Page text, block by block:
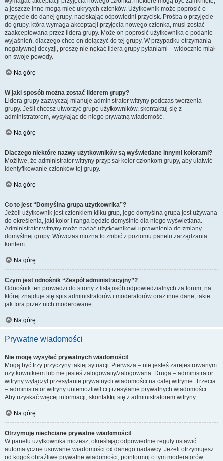
a jeszcze inne mogą mieć ukrytych członków. Użytkownik może poprosić o
przyjęcie do danej grupy, naciskając odpowiedni przycisk. Prośba o przyjęcie
do grupy, która wymaga akceptacji przyjęcia nowego członka, musi zostać
zaakceptowana przez lidera grupy. Może on poprosić użytkownika o podanie
wyjaśnień, dlaczego chce on dołączyć do tej grupy. W przypadku otrzymania
negatywnej decyzji, proszę nie nękać lidera grupy pytaniami – widocznie miał
on swoje powody.
Na górę
W jaki sposób można zostać liderem grupy?
Lidera grupy zazwyczaj mianuje administrator witryny podczas tworzenia
grupy. Jeśli chcesz utworzyć grupę użytkowników, skontaktuj się z
administratorem, wysyłając do niego prywatną wiadomość.
Na górę
Dlaczego niektóre nazwy użytkowników są wyświetlane innymi kolorami?
Możliwe, że administrator witryny przypisał kolor członkom grupy, aby ułatwić
identyfikowanie członków tej grupy.
Na górę
Co to jest “Domyślna grupa użytkownika”?
Jeżeli użytkownik jest członkiem kilku grup, jego domyślna grupa jest używana
do określenia, jaki kolor i ranga będzie domyślnie dla niego wyświetlana.
Administrator witryny może nadać użytkownikowi uprawnienia do zmiany
domyślnej grupy. Wówczas można to zrobić z poziomu panelu zarządzania
kontem.
Na górę
Czym jest odnośnik “Zespół administracyjny”?
Odnośnik ten prowadzi do strony z listą osób odpowiedzialnych za forum, na
której znajduje się spis administratorów i moderatorów oraz inne dane, takie
jak fora przez nich moderowane.
Na górę
Prywatne wiadomości
Nie mogę wysyłać prywatnych wiadomości!
Mogą być trzy przyczyny takiej sytuacji. Pierwsza – nie jesteś zarejestrowanym
użytkownikiem lub nie jesteś zalogowany/zalogowana. Druga – administrator
witryny wyłączył przesyłanie prywatnych wiadomości na całej witrynie. Trzecia
– administrator witryny uniemożliwił ci przesyłanie prywatnych wiadomości.
Aby uzyskać więcej informacji, skontaktuj się z administratorem witryny.
Na górę
Otrzymuję niechciane prywatne wiadomości!
W panelu użytkownika możesz, określając odpowiednie reguły ustawić
automatyczne usuwanie wiadomości od danego nadawcy. Jeżeli otrzymujesz
od kogoś obraźliwe prywatne wiadomości, poinformuj o tym moderatorów